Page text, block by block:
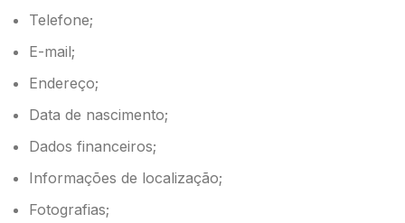
Telefone;
E-mail;
Endereço;
Data de nascimento;
Dados financeiros;
Informações de localização;
Fotografias;